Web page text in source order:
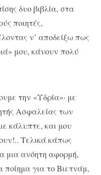
δυο βιβλία, στα
ποιητές,
ν’ αποδείξω πως
μου, κάνουν πολύ
την «Υδρία»· με
Ασφαλείας των
κάλυπτε, και μου
Τελικά κάπως
μια ανόητη αφορμή,
ποίημα για το Βιετνάμ,